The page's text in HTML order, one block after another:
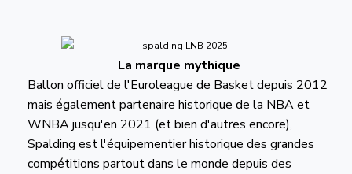
La marque mythique
Ballon officiel de l'Euroleague de Basket depuis 2012
mais également partenaire historique de la NBA et
WNBA jusqu'en 2021 (et bien d'autres encore),
Spalding est l'équipementier historique des grandes
compétitions partout dans le monde depuis des